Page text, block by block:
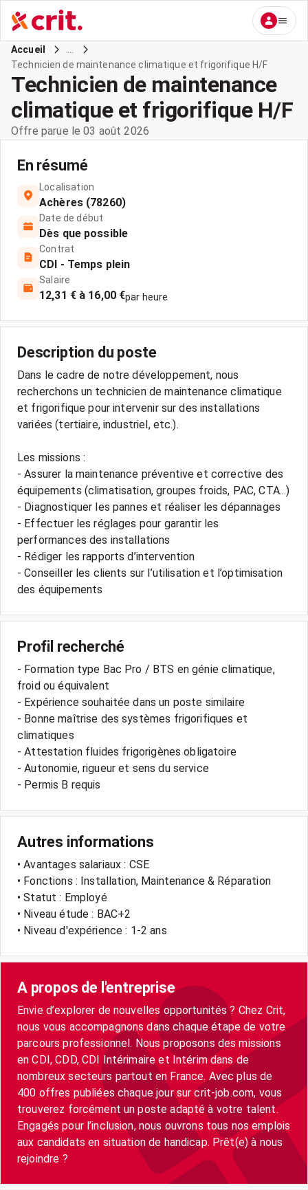
Accueil
Technicien de maintenance climatique et frigorifique H/F
Technicien de maintenance
climatique et frigorifique H/F
Offre parue le 03 août 2026
En résumé
Localisation
Achères (78260)
Date de début
Dès que possible
Contrat
CDI - Temps plein
Salaire
12,31 € à 16,00 €par heure
Description du poste
Dans le cadre de notre développement, nous
recherchons un technicien de maintenance climatique
et frigorifique pour intervenir sur des installations
variées (tertiaire, industriel, etc.).
Les missions :
- Assurer la maintenance préventive et corrective des
équipements (climatisation, groupes froids, PAC, CTA...)
- Diagnostiquer les pannes et réaliser les dépannages
- Effectuer les réglages pour garantir les
performances des installations
- Rédiger les rapports d’intervention
- Conseiller les clients sur l’utilisation et l’optimisation
Profil recherché
- Formation type Bac Pro / BTS en génie climatique,
froid ou équivalent
- Expérience souhaitée dans un poste similaire
- Bonne maîtrise des systèmes frigorifiques et
climatiques
- Attestation fluides frigorigènes obligatoire
- Autonomie, rigueur et sens du service
Autres informations
• Avantages salariaux : CSE
• Fonctions : Installation, Maintenance & Réparation
• Statut : Employé
• Niveau étude : BAC+2
• Niveau d'expérience : 1-2 ans
A propos de l'entreprise
Envie d’explorer de nouvelles opportunités ? Chez Crit,
nous vous accompagnons dans chaque étape de votre
parcours professionnel. Nous proposons des missions
en CDI, CDD, CDI Intérimaire et Intérim dans de
nombreux secteurs partout en France. Avec plus de
400 offres publiées chaque jour sur crit-job.com, vous
trouverez forcément un poste adapté à votre talent.
Engagés pour l’inclusion, nous ouvrons tous nos emplois
aux candidats en situation de handicap. Prêt(e) à nous
rejoindre ?